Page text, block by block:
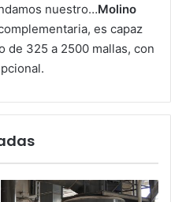
nuestro…Molino
es capaz
de 325 a 2500 mallas, con